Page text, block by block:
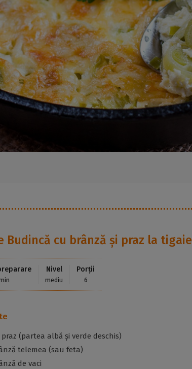
Budincă cu brânză și praz la tigaie
Nivel
mediu
Porții
6
(partea albă și verde deschis)
telemea (sau feta)
de vaci